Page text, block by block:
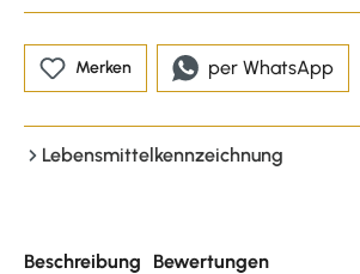
Merken per WhatsApp
Lebensmittelkennzeichnung
Beschreibung Bewertungen